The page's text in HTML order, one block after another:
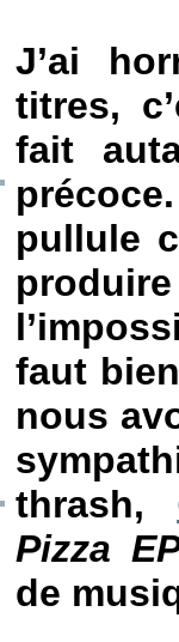
J’ai
titres,
fait
pullule
faut
nous
thrash,
Pizza
de